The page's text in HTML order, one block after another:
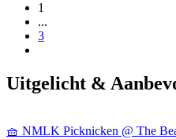
1
...
3
Uitgelicht &
🧺 NMLK Picknicken @ The